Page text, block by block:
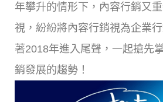
年攀升的情形下，內容行銷又
視，紛紛將內容行銷視為企業
著2018年進入尾聲，一起搶先
銷發展的趨勢！